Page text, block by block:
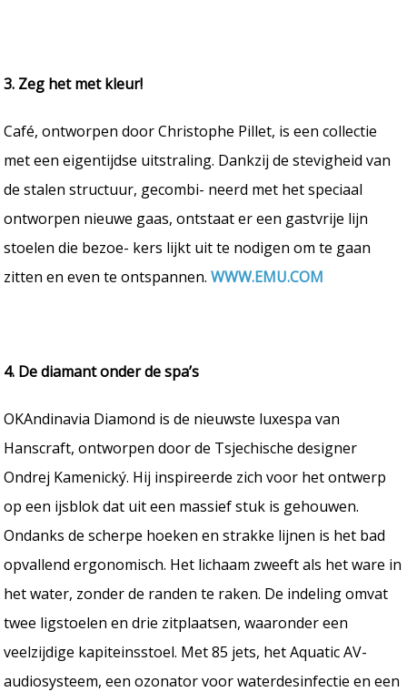
3. Zeg het met kleur!
Café, ontworpen door Christophe Pillet, is een collectie
met een eigentijdse uitstraling. Dankzij de stevigheid van
de stalen structuur, gecombi- neerd met het speciaal
ontworpen nieuwe gaas, ontstaat er een gastvrije lijn
stoelen die bezoe- kers lijkt uit te nodigen om te gaan
zitten en even te ontspannen.WWW.EMU.COM
4. De diamant onder de spa’s
OKAndinavia Diamond is de nieuwste luxespa van
Hanscraft, ontworpen door de Tsjechische designer
Ondrej Kamenický. Hij inspireerde zich voor het ontwerp
op een ijsblok dat uit een massief stuk is gehouwen.
Ondanks de scherpe hoeken en strakke lijnen is het bad
opvallend ergonomisch. Het lichaam zweeft als het ware in
het water, zonder de randen te raken. De indeling omvat
twee ligstoelen en drie zitplaatsen, waaronder een
veelzijdige kapiteinsstoel. Met 85 jets, het Aquatic AV-
audiosysteem, een ozonator voor waterdesinfectie en een